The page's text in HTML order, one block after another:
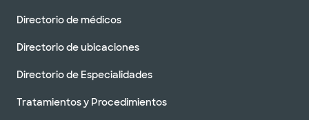
Directorio de médicos
Directorio de ubicaciones
Directorio de Especialidades
Tratamientos y Procedimientos